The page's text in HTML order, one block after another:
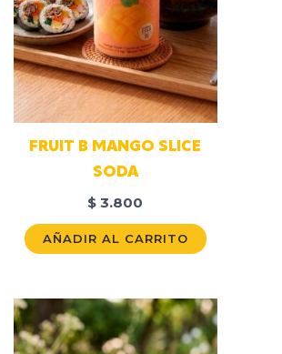
FRUIT B MANGO SLICE
SODA
$ 3.800
AÑADIR AL CARRITO